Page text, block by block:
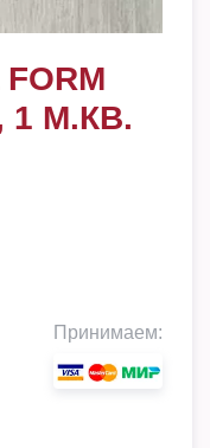
1 М.КВ.
Принимаем: